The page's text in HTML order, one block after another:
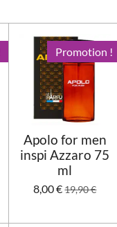
s s s
Promotion !
Apolo for men
inspi Azzaro 75
ml
8,00 € 19,90 €